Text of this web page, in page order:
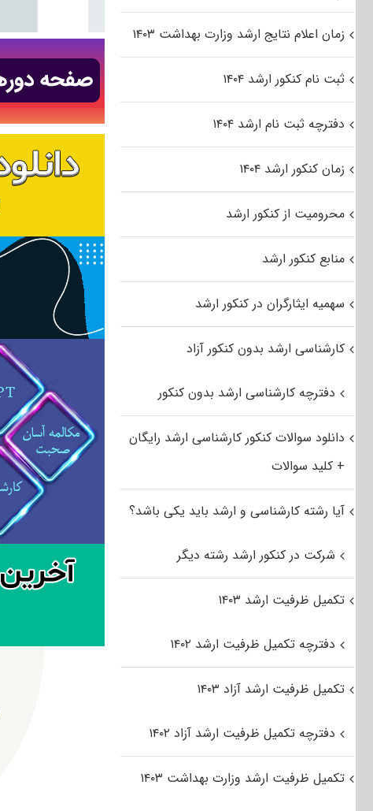
زمان اعلام نتایج ارشد وزارت بهداشت ۱۴۰۳
ثبت نام کنکور ارشد ۱۴۰۴
دفترچه ثبت نام ارشد ۱۴۰۴
زمان کنکور ارشد ۱۴۰۴
محرومیت از کنکور ارشد
منابع کنکور ارشد
سهمیه ایثارگران در کنکور ارشد
کارشناسی ارشد بدون کنکور آزاد
دفترچه کارشناسی ارشد بدون کنکور
دانلود سوالات کنکور کارشناسی ارشد رایگان
+ کلید سوالات
آیا رشته کارشناسی و ارشد باید یکی باشد؟
شرکت در کنکور ارشد رشته دیگر
تکمیل ظرفیت ارشد ۱۴۰۳
دفترچه تکمیل ظرفیت ارشد ۱۴۰۲
تکمیل ظرفیت ارشد آزاد ۱۴۰۳
دفترچه تکمیل ظرفیت ارشد آزاد ۱۴۰۲
تکمیل ظرفیت ارشد وزارت بهداشت ۱۴۰۳